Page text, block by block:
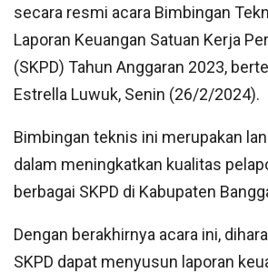
secara resmi acara Bimbingan
Laporan Keuangan Satuan Kerja
(SKPD) Tahun Anggaran 2023,
Estrella Luwuk, Senin (26/2/2024).
Bimbingan teknis ini merupakan
dalam meningkatkan kualitas
berbagai SKPD di Kabupaten
Dengan berakhirnya acara ini,
SKPD dapat menyusun laporan